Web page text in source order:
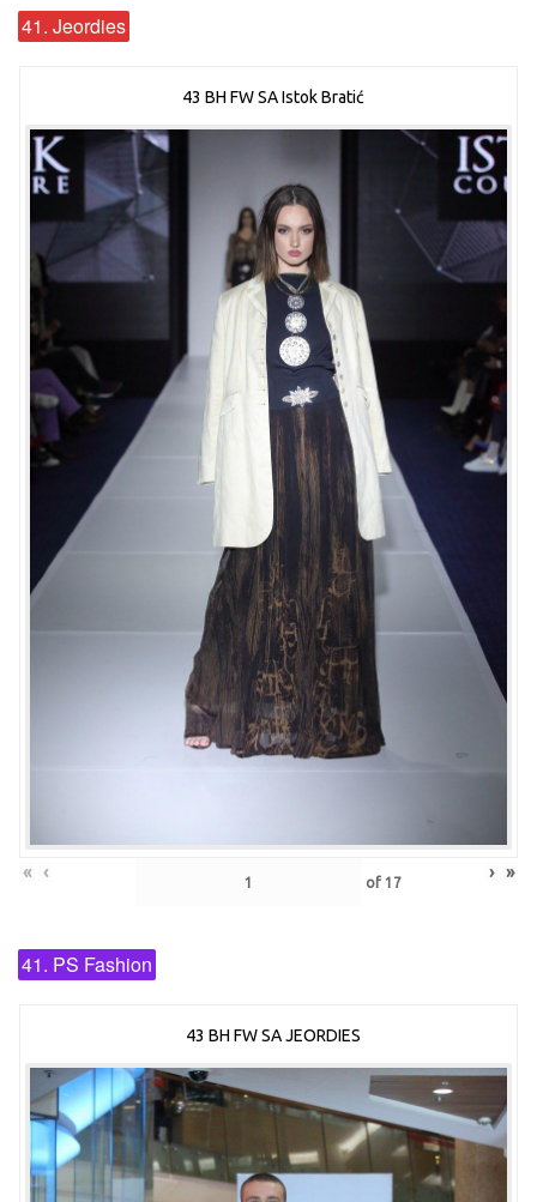
41. Jeordies
43 BH FW SA Istok Bratić
« ‹ of 17 › »
41. PS Fashion
43 BH FW SA JEORDIES